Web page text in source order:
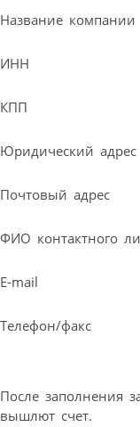
Название компании
ИНН
КПП
Юридический адрес
Почтовый адрес
ФИО контактного
E-mail
Телефон/факс
После заполнения
вышлют счет.